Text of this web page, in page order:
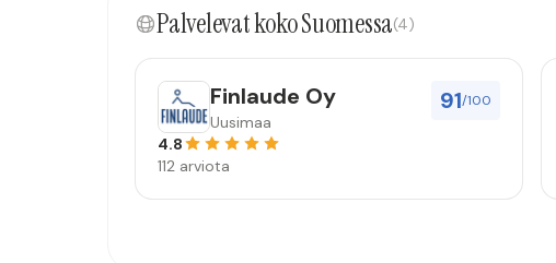
Palvelevat koko Suomessa(4)
91/100
Finlaude Oy
Uusimaa
4.8
112 arviota